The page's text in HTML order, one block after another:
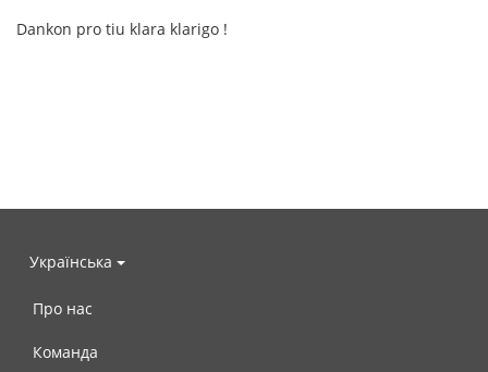
Dankon pro tiu klara klarigo !
Українська
Про нас
Команда